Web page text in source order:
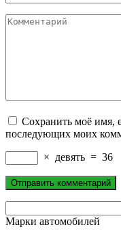
Комментарий
Сохранить моё имя,
последующих моих
× девять = 36
Марки автомобилей